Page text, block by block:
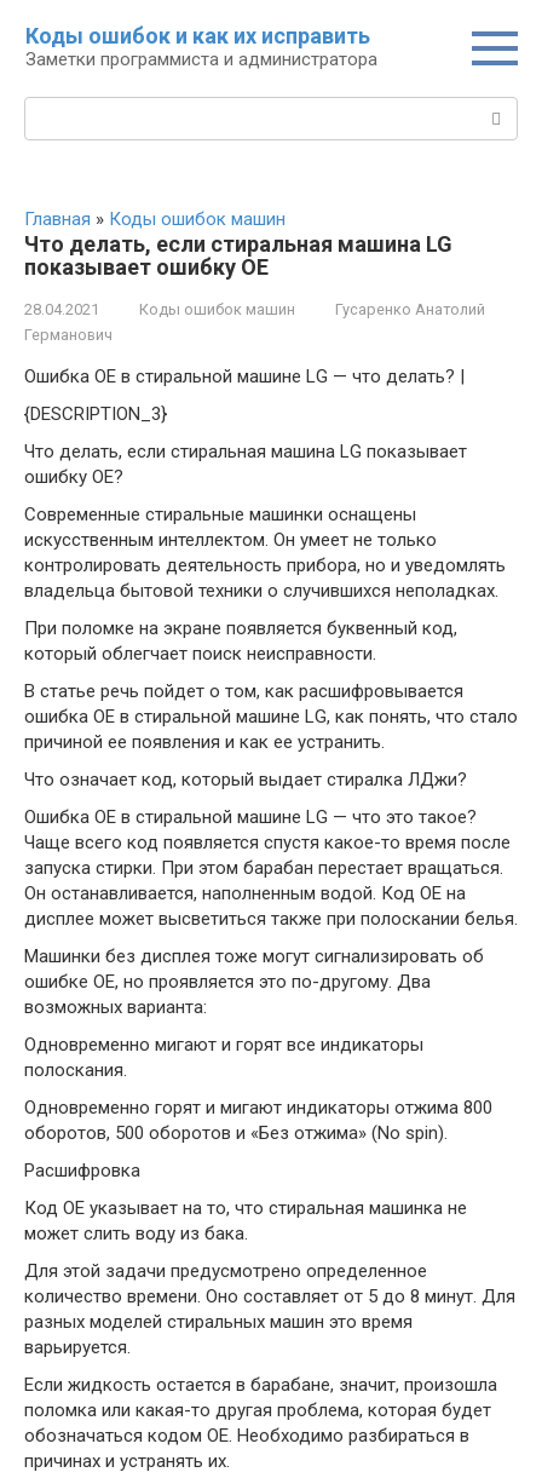
контенту
Коды ошибок и как их исправить
Заметки программиста и администратора
Главная » Коды ошибок машин
Что делать, если стиральная машина LG
показывает ошибку ОЕ
28.04.2021 Коды ошибок машин
Гусаренко Анатолий
Германович
Ошибка OE в стиральной машине LG — что делать? |
{DESCRIPTION_3}
Что делать, если стиральная машина LG показывает
ошибку ОЕ?
Современные стиральные машинки оснащены
искусственным интеллектом. Он умеет не только
контролировать деятельность прибора, но и уведомлять
владельца бытовой техники о случившихся неполадках.
При поломке на экране появляется буквенный код,
который облегчает поиск неисправности.
В статье речь пойдет о том, как расшифровывается
ошибка OE в стиральной машине LG, как понять, что стало
причиной ее появления и как ее устранить.
Что означает код, который выдает стиралка ЛДжи?
Ошибка OE в стиральной машине LG — что это такое?
Чаще всего код появляется спустя какое-то время после
запуска стирки. При этом барабан перестает вращаться.
Он останавливается, наполненным водой. Код OE на
дисплее может высветиться также при полоскании белья.
Машинки без дисплея тоже могут сигнализировать об
ошибке OE, но проявляется это по-другому. Два
возможных варианта:
Одновременно мигают и горят все индикаторы
полоскания.
Одновременно горят и мигают индикаторы отжима 800
оборотов, 500 оборотов и «Без отжима» (No spin).
Расшифровка
Код OE указывает на то, что стиральная машинка не
может слить воду из бака.
Для этой задачи предусмотрено определенное
количество времени. Оно составляет от 5 до 8 минут. Для
разных моделей стиральных машин это время
варьируется.
Если жидкость остается в барабане, значит, произошла
поломка или какая-то другая проблема, которая будет
обозначаться кодом OE. Необходимо разбираться в
причинах и устранять их.